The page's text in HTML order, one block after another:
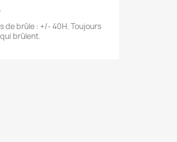
de brûle : +/- 40H. Toujours
brûlent.